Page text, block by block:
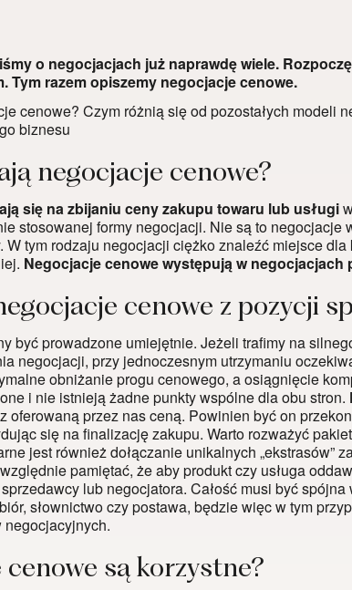
o negocjacjach już naprawdę wiele.
Tym razem opiszemy negocjacje cenowe.
cenowe? Czym różnią się od pozostałych modeli
biznesu
negocjacje cenowe?
się na zbijaniu ceny zakupu towaru lub usługi
stosowanej formy negocjacji. Nie są to
W tym rodzaju negocjacji ciężko znaleźć miejsce
Negocjacje cenowe występują w negocjacjach
cenowe z pozycji
być prowadzone umiejętnie. Jeżeli trafimy na
negocjacji, przy jednoczesnym utrzymaniu
obniżanie progu cenowego, a osiągnięcie
i nie istnieją żadne punkty wspólne dla obu stron.
oferowaną przez nas ceną. Powinien być on
się na finalizację zakupu. Warto rozważyć
jest również dołączanie unikalnych „ekstrasów”
pamiętać, że aby produkt czy usługa
lub negocjatora. Całość musi być spójna
słownictwo czy postawa, będzie więc w tym
są korzystne?